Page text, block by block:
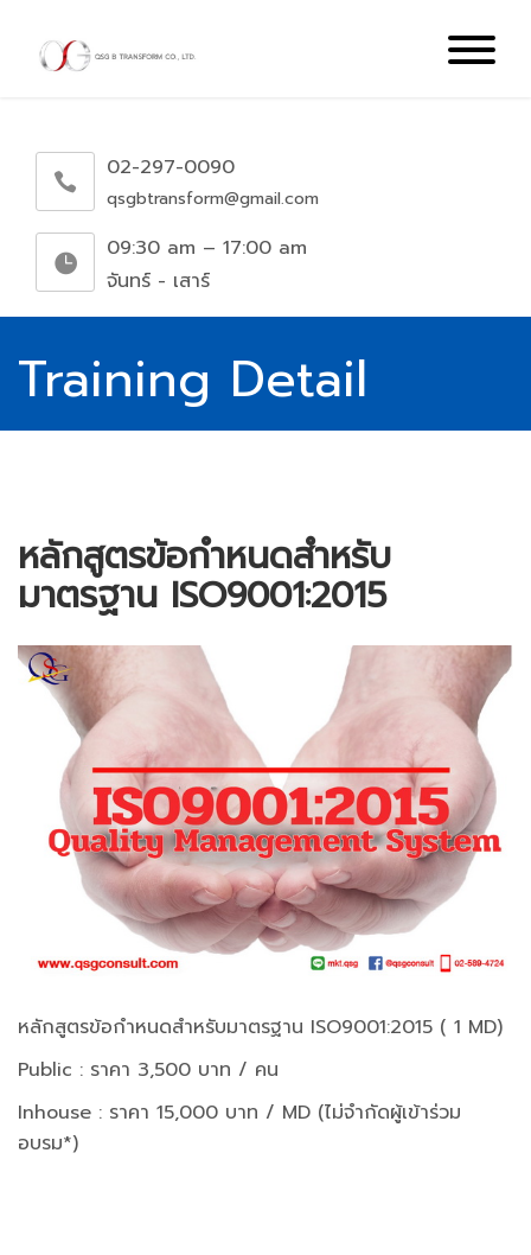
02-297-0090
qsgbtransform@gmail.com
09:30 am – 17:00 am
จันทร์ - เสาร์
Training Detail
หลักสูตรข้อกำหนดสำหรับ
มาตรฐาน ISO9001:2015
หลักสูตรข้อกำหนดสำหรับมาตรฐาน ISO9001:2015 ( 1 MD)
Public : ราคา 3,500 บาท / คน
Inhouse : ราคา 15,000 บาท / MD (ไม่จำกัดผู้เข้าร่วม
อบรม*)